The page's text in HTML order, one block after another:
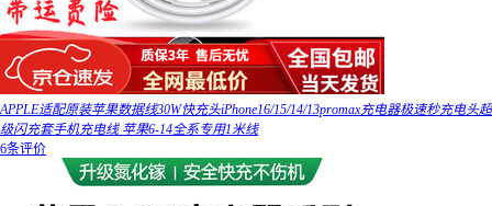
APPLE适配原装苹果数据线30W快充头iPhone16/15/14/13promax充电器极速秒充电头超
级闪充套手机充电线 苹果6-14全系专用1米线
6条评价